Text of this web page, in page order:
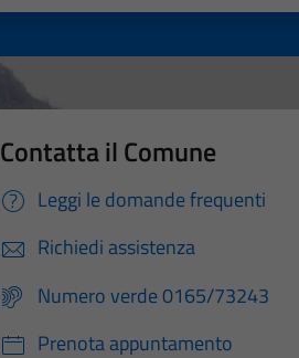
Contatta il Comune
Leggi le domande frequenti
Richiedi assistenza
Numero verde 0165/73243
Prenota appuntamento